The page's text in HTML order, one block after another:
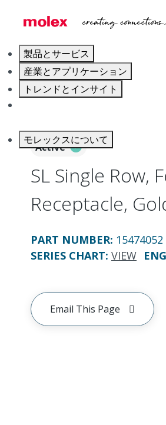
製品とサービス
産業とアプリケーション
トレンドとインサイト
モレックスについて
FFC /
Active
SL Single Row,
Receptacle,
PART NUMBER: 15474052
SERIES CHART: VIEW
Email This Page